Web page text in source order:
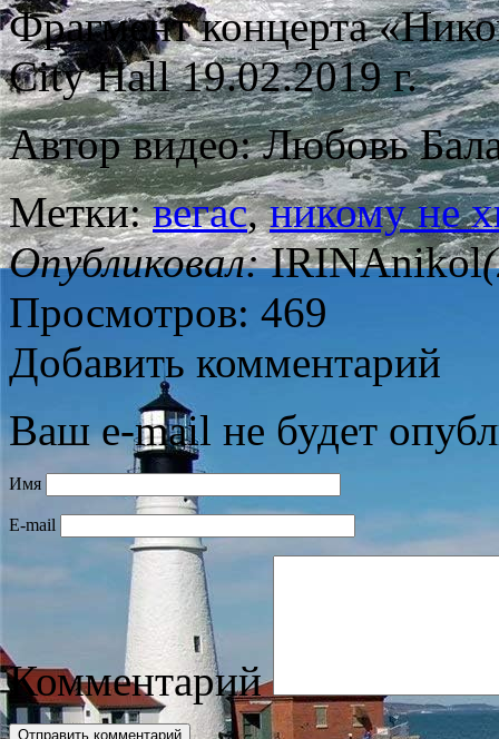
Фрагмент концерта
City Hall 19.02.2019 г.
Автор видео: Любовь
Метки:вегас,никому не
Опубликовал:IRINAnikol
Просмотров: 469
Добавить комментарий
Ваш e-mail не будет
Имя
E-mail
Комментарий